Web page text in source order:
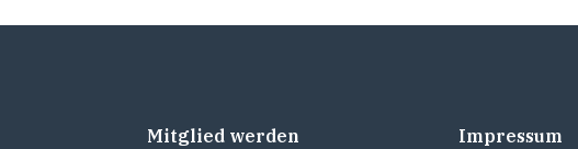
Mitglied werden Impressum